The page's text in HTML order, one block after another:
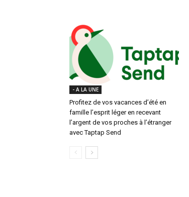
- A LA UNE
Profitez de vos vacances d’été en
famille l’esprit léger en recevant
l’argent de vos proches à l’étranger
avec Taptap Send